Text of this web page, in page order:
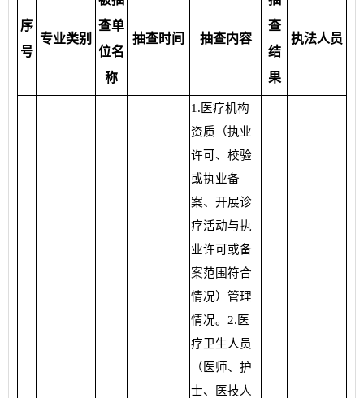
序
号
专业类别
查单
位名
称
抽查时间 抽查内容
查
结
果
执法人员
1.医疗机构
资质（执业
许可、校验
或执业备
案、开展诊
疗活动与执
业许可或备
案范围符合
情况）管理
情况。2.医
疗卫生人员
（医师、护
士、医技人